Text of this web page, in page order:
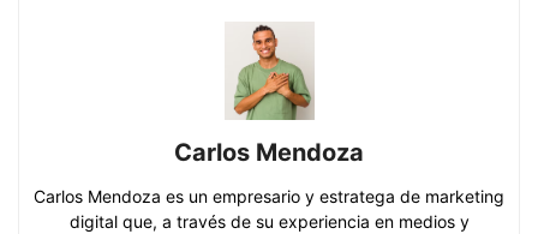
Carlos Mendoza
Carlos Mendoza es un empresario y estratega de marketing
digital que, a través de su experiencia en medios y